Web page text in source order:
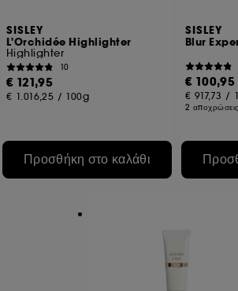
SISLEY
L'Orchidée Highlighter
Highlighter
10
€ 121,95
€ 1.016,25 / 100g
Προσθήκη στο καλάθι
SISLEY
Blur
€ 100,95
€ 917,73 /
2 αποχρώσεις